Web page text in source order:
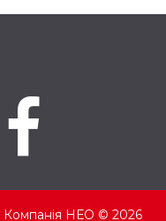
Компанія НЕО © 2026